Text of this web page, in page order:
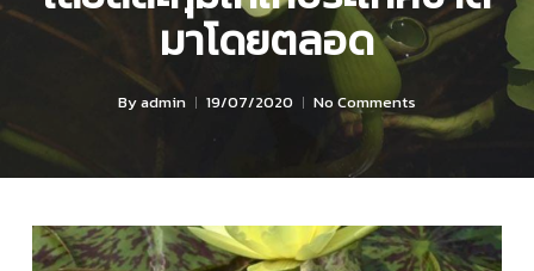
มาโดยตลอด
Byadmin 19/07/2020 No Comments